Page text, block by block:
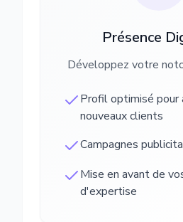
Présence
Développez votre
Profil optimisé pour
nouveaux clients
Campagnes
Mise en avant de
d'expertise